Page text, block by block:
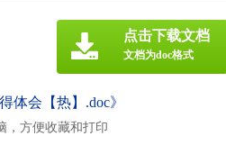
体会【热】.doc》
，方便收藏和打印
点击下载文档
文档为doc格式